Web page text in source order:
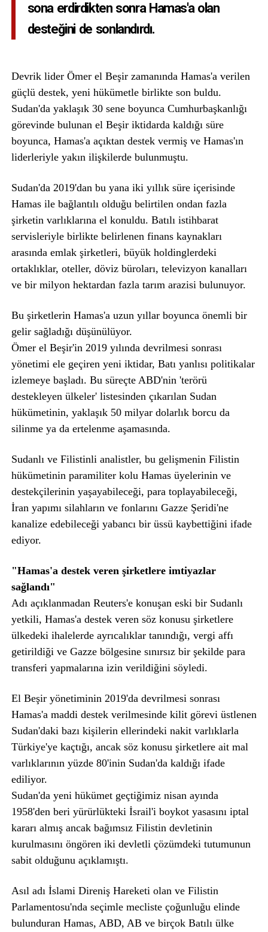
sona erdirdikten sonra Hamas'a olan
desteğini de sonlandırdı.
Devrik lider Ömer el Beşir zamanında Hamas'a verilen
güçlü destek, yeni hükümetle birlikte son buldu.
Sudan'da yaklaşık 30 sene boyunca Cumhurbaşkanlığı
görevinde bulunan el Beşir iktidarda kaldığı süre
boyunca, Hamas'a açıktan destek vermiş ve Hamas'ın
liderleriyle yakın ilişkilerde bulunmuştu.
Sudan'da 2019'dan bu yana iki yıllık süre içerisinde
Hamas ile bağlantılı olduğu belirtilen ondan fazla
şirketin varlıklarına el konuldu. Batılı istihbarat
servisleriyle birlikte belirlenen finans kaynakları
arasında emlak şirketleri, büyük holdinglerdeki
ortaklıklar, oteller, döviz büroları, televizyon kanalları
ve bir milyon hektardan fazla tarım arazisi bulunuyor.
Bu şirketlerin Hamas'a uzun yıllar boyunca önemli bir
gelir sağladığı düşünülüyor.
Ömer el Beşir'in 2019 yılında devrilmesi sonrası
yönetimi ele geçiren yeni iktidar, Batı yanlısı politikalar
izlemeye başladı. Bu süreçte ABD'nin 'terörü
destekleyen ülkeler' listesinden çıkarılan Sudan
hükümetinin, yaklaşık 50 milyar dolarlık borcu da
silinme ya da ertelenme aşamasında.
Sudanlı ve Filistinli analistler, bu gelişmenin Filistin
hükümetinin paramiliter kolu Hamas üyelerinin ve
destekçilerinin yaşayabileceği, para toplayabileceği,
İran yapımı silahların ve fonlarını Gazze Şeridi'ne
kanalize edebileceği yabancı bir üssü kaybettiğini ifade
ediyor.
"Hamas'a destek veren şirketlere imtiyazlar
sağlandı"
Adı açıklanmadan Reuters'e konuşan eski bir Sudanlı
yetkili, Hamas'a destek veren söz konusu şirketlere
ülkedeki ihalelerde ayrıcalıklar tanındığı, vergi affı
getirildiği ve Gazze bölgesine sınırsız bir şekilde para
transferi yapmalarına izin verildiğini söyledi.
El Beşir yönetiminin 2019'da devrilmesi sonrası
Hamas'a maddi destek verilmesinde kilit görevi üstlenen
Sudan'daki bazı kişilerin ellerindeki nakit varlıklarla
Türkiye'ye kaçtığı, ancak söz konusu şirketlere ait mal
varlıklarının yüzde 80'inin Sudan'da kaldığı ifade
ediliyor.
Sudan'da yeni hükümet geçtiğimiz nisan ayında
1958'den beri yürürlükteki İsrail'i boykot yasasını iptal
kararı almış ancak bağımsız Filistin devletinin
kurulmasını öngören iki devletli çözümdeki tutumunun
sabit olduğunu açıklamıştı.
Asıl adı İslami Direniş Hareketi olan ve Filistin
Parlamentosu'nda seçimle mecliste çoğunluğu elinde
bulunduran Hamas, ABD, AB ve birçok Batılı ülke